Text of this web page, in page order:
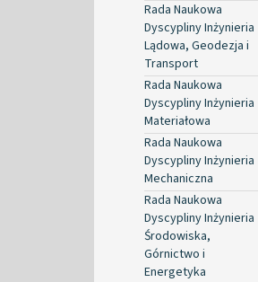
Rada Naukowa
Dyscypliny Inżynieria
Lądowa, Geodezja i
Transport
Rada Naukowa
Dyscypliny Inżynieria
Materiałowa
Rada Naukowa
Dyscypliny Inżynieria
Mechaniczna
Rada Naukowa
Dyscypliny Inżynieria
Środowiska,
Górnictwo i
Energetyka